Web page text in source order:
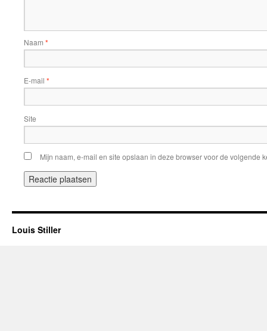
Naam *
E-mail *
Site
Mijn naam, e-mail en site opslaan in deze browser voor de volgende
Louis Stiller